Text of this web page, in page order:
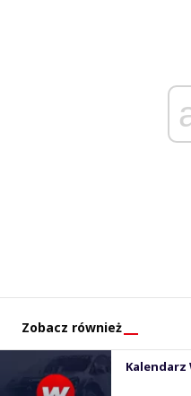
Zobacz również
Kalendarz